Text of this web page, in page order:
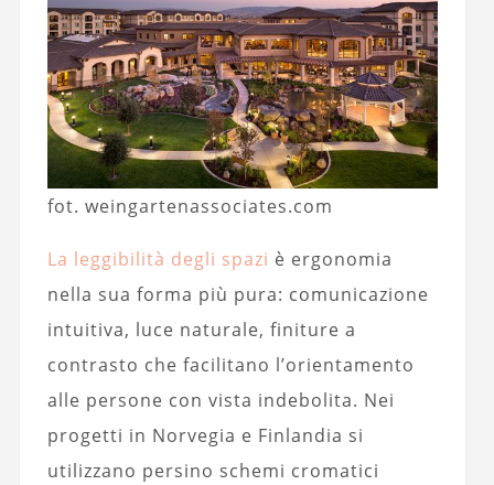
fot. weingartenassociates.com
La leggibilità degli spazi è ergonomia
nella sua forma più pura: comunicazione
intuitiva, luce naturale, finiture a
contrasto che facilitano l’orientamento
alle persone con vista indebolita. Nei
progetti in Norvegia e Finlandia si
utilizzano persino schemi cromatici